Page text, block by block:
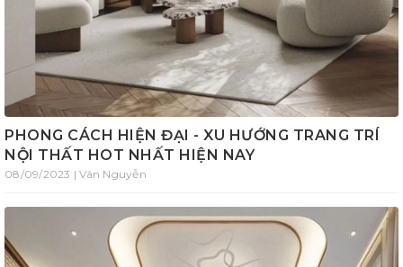
PHONG CÁCH HIỆN ĐẠI - XU HƯỚNG TRANG TRÍ
NỘI THẤT HOT NHẤT HIỆN NAY
08/09/2023 | Vân Nguyễn